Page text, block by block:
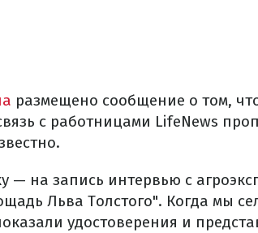
размещено сообщение о том,
с работницами LifeNews
— на запись интервью с
Льва Толстого". Когда мы
удостоверения и